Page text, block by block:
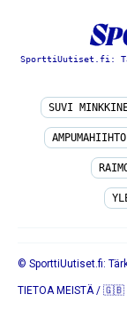
SporttiUutiset.fi:
SUVI
AMPUMAHIIHTO
© SporttiUutiset.fi:
TIETOA MEISTÄ/ 🇬🇧